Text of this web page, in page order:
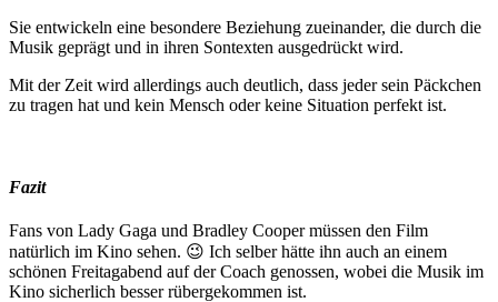
Sie entwickeln eine besondere Beziehung zueinander, die durch die
Musik geprägt und in ihren Sontexten ausgedrückt wird.
Mit der Zeit wird allerdings auch deutlich, dass jeder sein Päckchen
zu tragen hat und kein Mensch oder keine Situation perfekt ist.
Fazit
Fans von Lady Gaga und Bradley Cooper müssen den Film
natürlich im Kino sehen. 😉 Ich selber hätte ihn auch an einem
schönen Freitagabend auf der Coach genossen, wobei die Musik im
Kino sicherlich besser rübergekommen ist.